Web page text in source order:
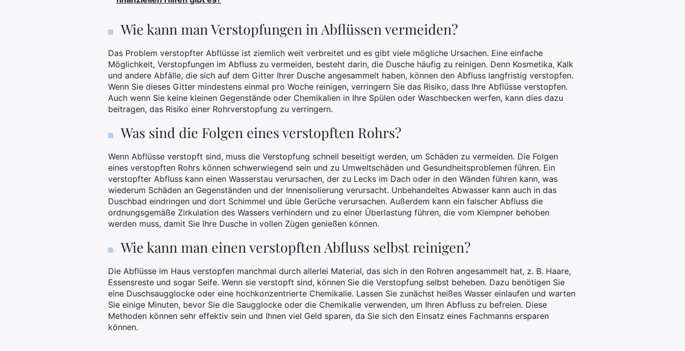
Wie kann man Verstopfungen in Abflüssen vermeiden?
Das Problem verstopfter Abflüsse ist ziemlich weit verbreitet und es gibt viele mögliche Ursachen. Eine einfache
Möglichkeit, Verstopfungen im Abfluss zu vermeiden, besteht darin, die Dusche häufig zu reinigen. Denn Kosmetika, Kalk
und andere Abfälle, die sich auf dem Gitter Ihrer Dusche angesammelt haben, können den Abfluss langfristig verstopfen.
Wenn Sie dieses Gitter mindestens einmal pro Woche reinigen, verringern Sie das Risiko, dass Ihre Abflüsse verstopfen.
Auch wenn Sie keine kleinen Gegenstände oder Chemikalien in Ihre Spülen oder Waschbecken werfen, kann dies dazu
beitragen, das Risiko einer Rohrverstopfung zu verringern.
Was sind die Folgen eines verstopften Rohrs?
Wenn Abflüsse verstopft sind, muss die Verstopfung schnell beseitigt werden, um Schäden zu vermeiden. Die Folgen
eines verstopften Rohrs können schwerwiegend sein und zu Umweltschäden und Gesundheitsproblemen führen. Ein
verstopfter Abfluss kann einen Wasserstau verursachen, der zu Lecks im Dach oder in den Wänden führen kann, was
wiederum Schäden an Gegenständen und der Innenisolierung verursacht. Unbehandeltes Abwasser kann auch in das
Duschbad eindringen und dort Schimmel und üble Gerüche verursachen. Außerdem kann ein falscher Abfluss die
ordnungsgemäße Zirkulation des Wassers verhindern und zu einer Überlastung führen, die vom Klempner behoben
werden muss, damit Sie Ihre Dusche in vollen Zügen genießen können.
Wie kann man einen verstopften Abfluss selbst reinigen?
Die Abflüsse im Haus verstopfen manchmal durch allerlei Material, das sich in den Rohren angesammelt hat, z. B. Haare,
Essensreste und sogar Seife. Wenn sie verstopft sind, können Sie die Verstopfung selbst beheben. Dazu benötigen Sie
eine Duschsaugglocke oder eine hochkonzentrierte Chemikalie. Lassen Sie zunächst heißes Wasser einlaufen und warten
Sie einige Minuten, bevor Sie die Saugglocke oder die Chemikalie verwenden, um Ihren Abfluss zu befreien. Diese
Methoden können sehr effektiv sein und Ihnen viel Geld sparen, da Sie sich den Einsatz eines Fachmanns ersparen
können.